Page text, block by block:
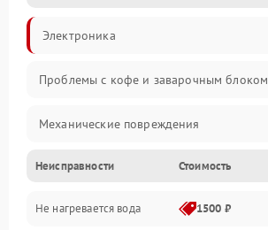
Электроника
Проблемы с кофе и заварочным блоком
Механические повреждения
Прочие неисправности
Включение и работа
Неисправности Стоимость
Не нагревается вода 1500 ₽